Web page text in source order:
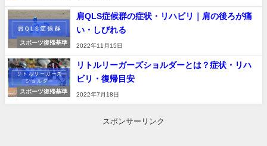
スポーツ復帰基準
肩QLS症候群の症状・リハビリ｜肩の後ろが痛
い・しびれる
2022年11月15日
スポーツ復帰基準
リトルリーガーズショルダーとは？症状・リハ
ビリ・復帰目安
2022年7月18日
スポンサーリンク